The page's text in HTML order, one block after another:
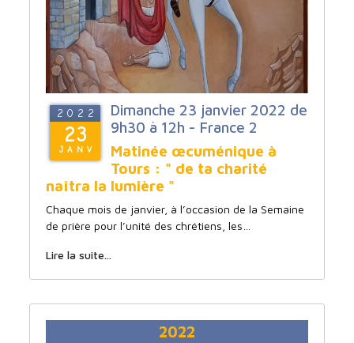
2022
23
JANV
Dimanche 23 janvier 2022 de
9h30 à 12h - France 2
Matinée œcuménique à
Tours : " de ta charité
naîtra la lumière "
Chaque mois de janvier, à l’occasion de la Semaine
de prière pour l’unité des chrétiens, les…
Lire la suite...
2022